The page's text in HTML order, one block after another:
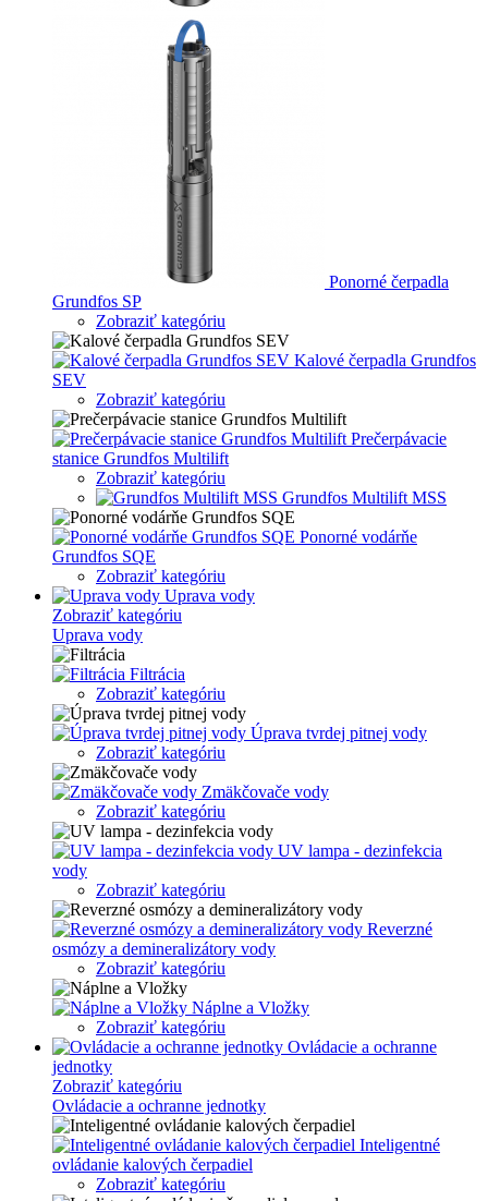
Ponorné čerpadla
Grundfos SP
Zobraziť kategóriu
Kalové čerpadla Grundfos
SEV
Zobraziť kategóriu
Prečerpávacie
stanice Grundfos Multilift
Zobraziť kategóriu
Grundfos Multilift MSS
Ponorné vodárňe
Grundfos SQE
Zobraziť kategóriu
Uprava vody
Zobraziť kategóriu
Uprava vody
Filtrácia
Zobraziť kategóriu
Úprava tvrdej pitnej vody
Zobraziť kategóriu
Zmäkčovače vody
Zobraziť kategóriu
UV lampa - dezinfekcia
vody
Zobraziť kategóriu
Reverzné
osmózy a demineralizátory vody
Zobraziť kategóriu
Náplne a Vložky
Zobraziť kategóriu
Ovládacie a ochranne
jednotky
Zobraziť kategóriu
Ovládacie a ochranne jednotky
Inteligentné
ovládanie kalových čerpadiel
Zobraziť kategóriu